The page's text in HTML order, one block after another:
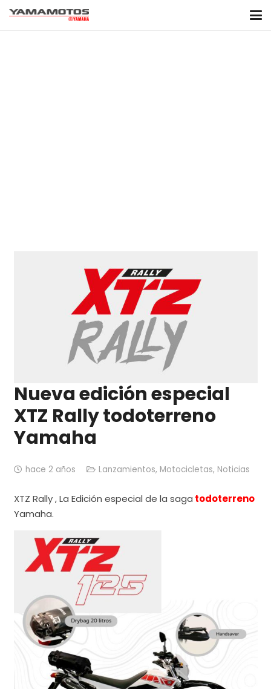
Nueva edición especial
XTZ Rally todoterreno
Yamaha
hace 2 años Lanzamientos, Motocicletas, Noticias
XTZ Rally , La Edición especial de la saga todoterreno
Yamaha.